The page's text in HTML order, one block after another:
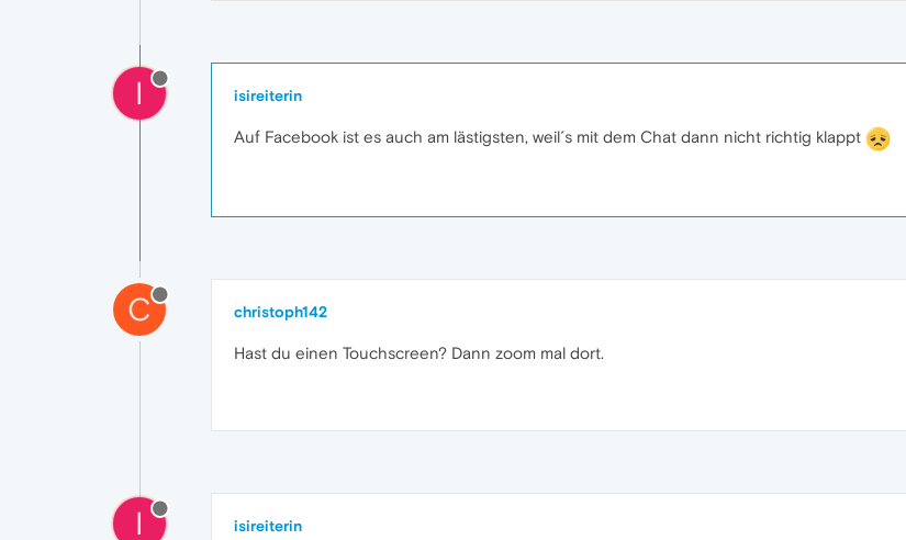
I isireiterin
Auf Facebook ist es auch am lästigsten, weil´s mit dem Chat dann nicht richtig klappt
C christoph142
Hast du einen Touchscreen? Dann zoom mal dort.
I isireiterin